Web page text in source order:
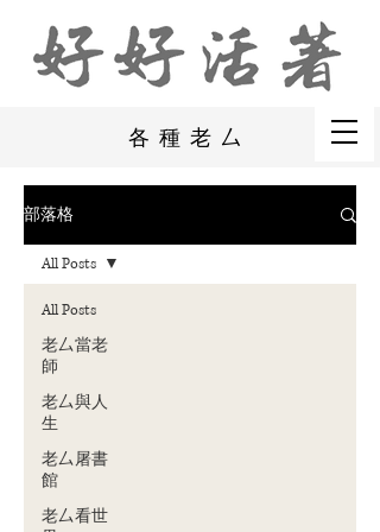
各種老厶
部落格
All Posts
老厶當老
師
老厶與人
生
老厶屠書
館
老厶看世
All Posts